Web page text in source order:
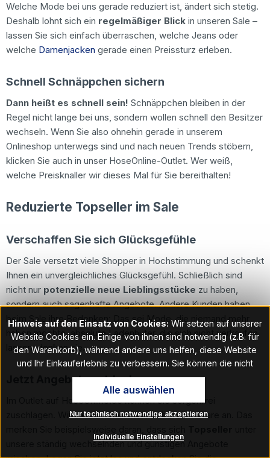
Welche Mode bei uns gerade reduziert ist, ändert sich stetig.
Deshalb lohnt sich ein regelmäßiger Blick in unseren Sale –
lassen Sie sich einfach überraschen, welche Jeans oder
welche Damenjacken gerade einen Preissturz erleben.
Schnell Schnäppchen sichern
Dann heißt es schnell sein! Schnäppchen bleiben in der
Regel nicht lange bei uns, sondern wollen schnell den Besitzer
wechseln. Wenn Sie also ohnehin gerade in unserem
Onlineshop unterwegs sind und nach neuen Trends stöbern,
klicken Sie auch in unser HoseOnline-Outlet. Wer weiß,
welche Preisknaller wir dieses Mal für Sie bereithalten!
Reduzierte Topseller im Sale
Verschaffen Sie sich Glücksgefühle
Der Sale versetzt viele Shopper in Hochstimmung und schenkt
Ihnen ein unvergleichliches Glücksgefühl. Schließlich sind
nicht nur potenzielle neue Lieblingsstücke zu haben,
sondern auch sagenhafte Angebote. Andere Kunden haben
beim Sale ihre Bedenken: Das sei Mode, die niemand mehr
haben möchte, absolute Ladenhüter, die sich nicht verkaufen
lassen, denken sie.
Jetzt Angebote entdecken
Im Outlet auf HoseOnline.de können Sie sorgenfrei
zuschlagen. Wir bieten Ihnen keine unbeliebte Ware an. Das
unsere ständig wechselnden und günstigen Angebote
Hinweis auf den Einsatz von Cookies: Wir setzen auf unserer
Website Cookies ein. Einige von ihnen sind notwendig (z.B. für
den Warenkorb), während andere uns helfen, diese Website
und Ihr Einkauferlebnis zu verbessern. Sie können die nicht
notwendigen Cookies mit Klick auf „OK“ akzeptieren oder per
Klick auf "Nur technisch notwendige akzeptieren" ablehnen. Den
Zugang zu den Cookie-Einstellungen finden Sie im Fußbereich
unserer Website im Menüpunkt „Informationen“. Dort können Sie
Hinweis auf Verarbeitung Ihrer auf dieser Webseite erhobenen
Nur technisch notwendige akzeptieren
Individuelle Einstellungen
Alle auswählen